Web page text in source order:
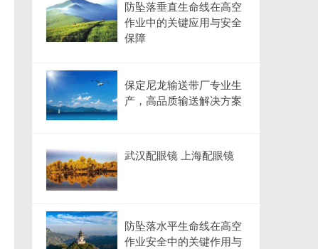
防坠落垂直生命线在高空
作业中的关键应用与安全
保障
保定尼龙输送带厂专业生
产，高品质输送解决方案
武汉配眼镜 上海配眼镜
防坠落水平生命线在高空
作业安全中的关键作用与